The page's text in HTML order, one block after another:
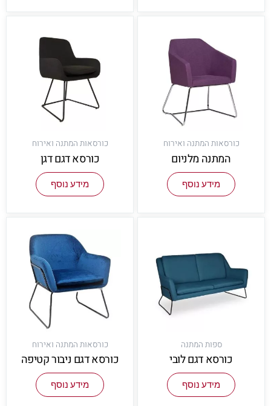
כורסאות המתנה ואירוח
המתנה מלניום
מידע נוסף
כורסאות המתנה ואירוח
כורסא דגם דגן
מידע נוסף
ספות המתנה
כורסא דגם לובי
מידע נוסף
כורסאות המתנה ואירוח
כורסא דגם ניבור קטיפה
מידע נוסף